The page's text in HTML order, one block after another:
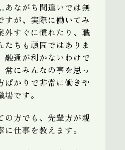
あながち間違いでは無
すが、実際に働いてみ
外すぐに慣れたり、職
たちも頑固ではありま
融通が利かないわけで
常にみんなの事を思っ
ばかりで非常に働きや
場です。
の方でも、先輩方が親
に仕事を教えます。